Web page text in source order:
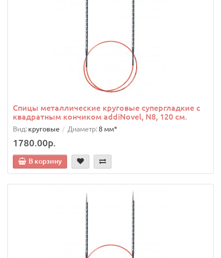
Спицы металлические круговые супергладкие c
квадратным кончиком addiNovel, N8, 120 см.
Вид: круговые Диаметр:8 мм*
1780.00р.
В корзину